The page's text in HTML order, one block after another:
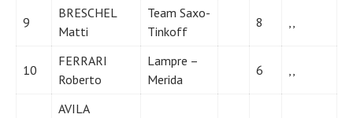
9
BRESCHEL
Matti
Team Saxo-
Tinkoff
8
10
FERRARI
Roberto
Lampre –
Merida
6
AVILA